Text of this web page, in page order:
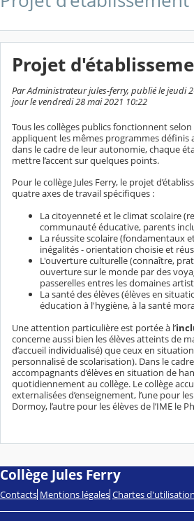
Projet
Par Administrateur jules-ferry, publié le jeudi
jour le vendredi 28 mai 2021 10:22
Tous les collèges publics fonctionnent
appliquent les mêmes programmes définis
dans le cadre de leur autonomie, chaque
mettre l’accent sur quelques points.
Pour le collège Jules Ferry, le projet
quatre axes de travail spécifiques :
La citoyenneté et le climat scolaire
communauté éducative, parents
La réussite scolaire (fondamentaux
inégalités - orientation choisie et
L'ouverture culturelle (connaître,
ouverture sur le monde par des
passerelles entres les domaines
La santé des élèves (élèves en
éducation à l'hygiène, à la santé
Une attention particulière est portée à l’
concerne aussi bien les élèves atteints de
d’accueil individualisé) que ceux en
personnalisé de scolarisation). Dans le
accompagnants d’élèves en situation de
quotidiennement au collège. Le collège
externalisées d’enseignement, l’une pour
Dormoy, l’autre pour les élèves de l’IME le
Collège Jules Ferry
Contacts Mentions légales Chartes d'utilisation